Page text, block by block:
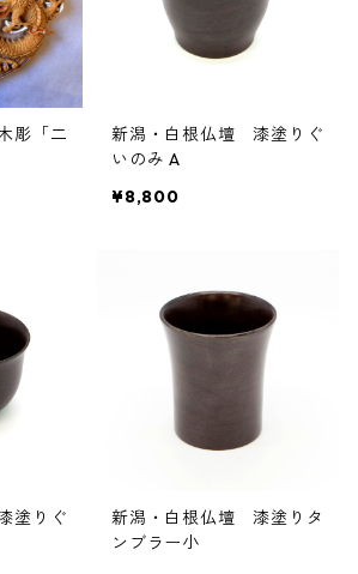
彫「二
新潟・白根仏壇 漆塗りぐ
いのみ A
¥8,800
塗りぐ
新潟・白根仏壇 漆塗りタ
ンブラー小